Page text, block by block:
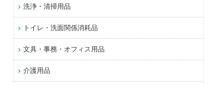
洗浄・清掃用品
トイレ・洗面関係消耗品
文具・事務・オフィス用品
介護用品